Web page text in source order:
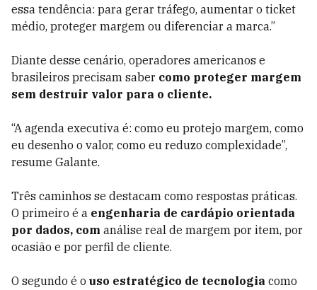
essa tendência: para gerar tráfego, aumentar o ticket
médio, proteger margem ou diferenciar a marca.”
Diante desse cenário, operadores americanos e
brasileiros precisam saber como proteger margem
sem destruir valor para o cliente.
“A agenda executiva é: como eu protejo margem, como
eu desenho o valor, como eu reduzo complexidade”,
resume Galante.
Três caminhos se destacam como respostas práticas.
O primeiro é a engenharia de cardápio orientada
por dados, com análise real de margem por item, por
ocasião e por perfil de cliente.
O segundo é o uso estratégico de tecnologia como